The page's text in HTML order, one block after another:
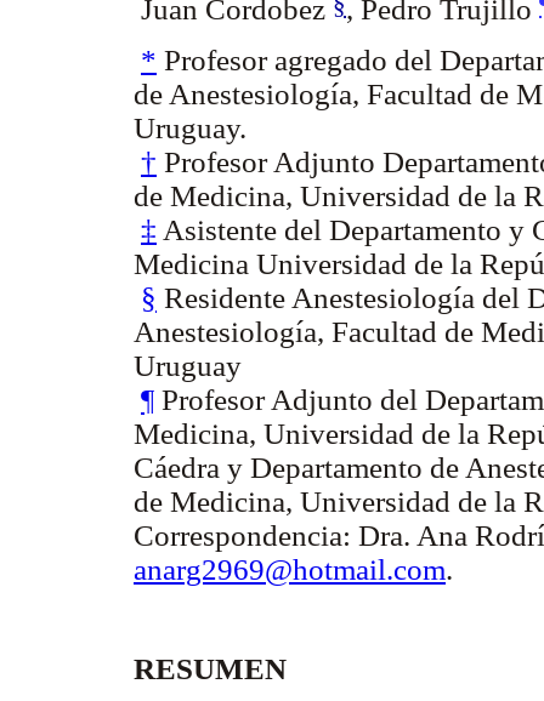
Juan Cordobez
, Pedro Trujillo
* Profesor agregado del
de Anestesiología, Facultad de
Uruguay.
† Profesor Adjunto
de Medicina, Universidad de la
‡ Asistente del Departamento y
Medicina Universidad de la
§ Residente Anestesiología del
Anestesiología, Facultad de
Uruguay
¶ Profesor Adjunto del
Medicina, Universidad de la
Cáedra y Departamento de
de Medicina, Universidad de la
Correspondencia: Dra. Ana
anarg2969@hotmail.com.
RESUMEN